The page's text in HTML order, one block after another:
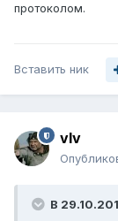
протоколом.
Вставить ник
vIv
В